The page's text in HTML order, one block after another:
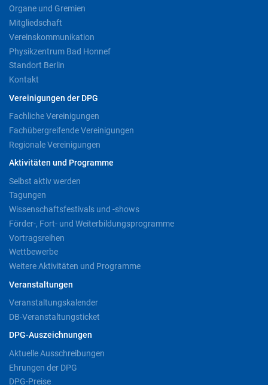
Organe und Gremien
Mitgliedschaft
Vereinskommunikation
Physikzentrum Bad Honnef
Standort Berlin
Kontakt
Vereinigungen der DPG
Fachliche Vereinigungen
Fachübergreifende Vereinigungen
Regionale Vereinigungen
Aktivitäten und Programme
Selbst aktiv werden
Tagungen
Wissenschaftsfestivals und -shows
Förder-, Fort- und Weiterbildungsprogramme
Vortragsreihen
Wettbewerbe
Weitere Aktivitäten und Programme
Veranstaltungen
Veranstaltungskalender
DB-Veranstaltungsticket
DPG-Auszeichnungen
Aktuelle Ausschreibungen
Ehrungen der DPG
DPG-Preise